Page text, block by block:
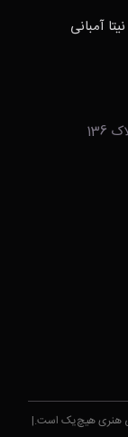
هنری هیچ‌یک است.|